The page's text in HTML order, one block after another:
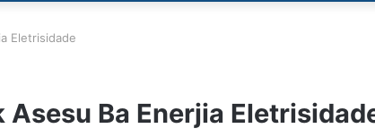
Eletrisidade
Ba Enerjia